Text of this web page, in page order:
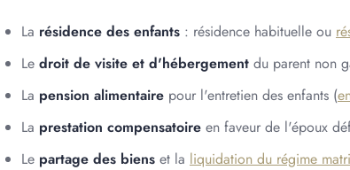
La résidence des enfants : résidence habituelle ou
Le droit de visite et d'hébergement du parent non
La pension alimentaire pour l'entretien des enfants (
La prestation compensatoire en faveur de l'époux
Le partage des biens et la liquidation du régime